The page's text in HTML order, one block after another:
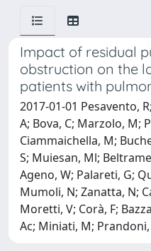
Impact of residual
obstruction on the
patients with
2017-01-01 Pesavento,
A; Bova, C; Marzolo, M;
Ciammaichella, M;
S; Muiesan, Ml;
Ageno, W; Palareti, G;
Mumoli, N; Zanatta, N;
Moretti, V; Corà, F;
Ac; Miniati, M; Prandoni,